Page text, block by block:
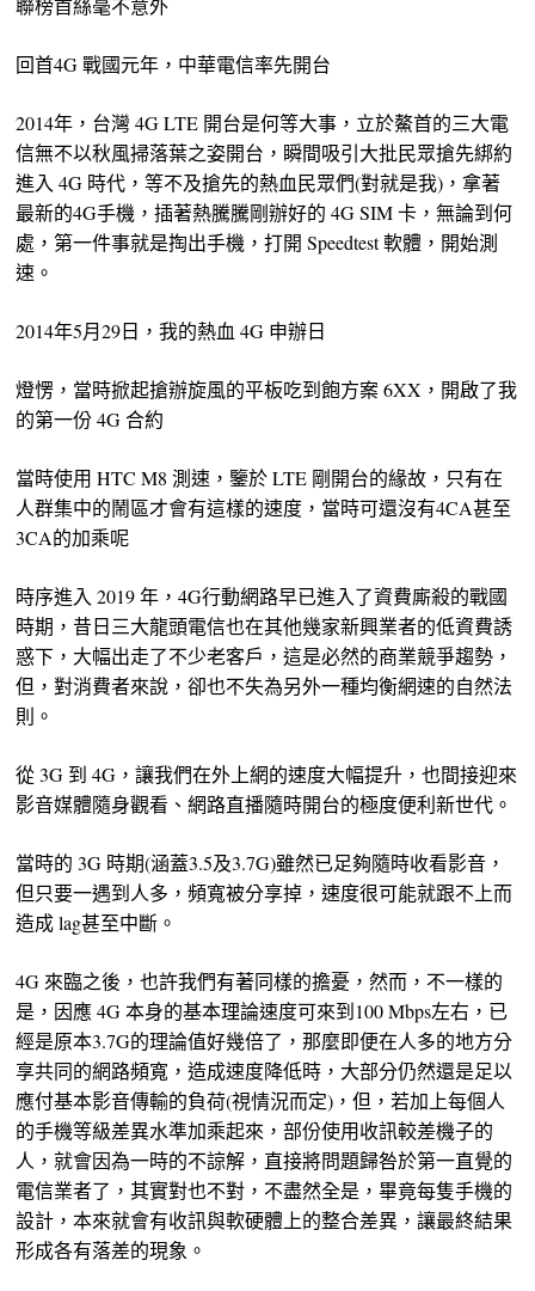
聯榜首絲毫不意外
回首4G 戰國元年，中華電信率先開台
2014年，台灣 4G LTE 開台是何等大事，立於鰲首的三大電
信無不以秋風掃落葉之姿開台，瞬間吸引大批民眾搶先綁約
進入 4G 時代，等不及搶先的熱血民眾們(對就是我)，拿著
最新的4G手機，插著熱騰騰剛辦好的 4G SIM 卡，無論到何
處，第一件事就是掏出手機，打開 Speedtest 軟體，開始測
速。
2014年5月29日，我的熱血 4G 申辦日
燈愣，當時掀起搶辦旋風的平板吃到飽方案 6XX，開啟了我
的第一份 4G 合約
當時使用 HTC M8 測速，鑒於 LTE 剛開台的緣故，只有在
人群集中的鬧區才會有這樣的速度，當時可還沒有4CA甚至
3CA的加乘呢
時序進入 2019 年，4G行動網路早已進入了資費廝殺的戰國
時期，昔日三大龍頭電信也在其他幾家新興業者的低資費誘
惑下，大幅出走了不少老客戶，這是必然的商業競爭趨勢，
但，對消費者來說，卻也不失為另外一種均衡網速的自然法
則。
從 3G 到 4G，讓我們在外上網的速度大幅提升，也間接迎來
影音媒體隨身觀看、網路直播隨時開台的極度便利新世代。
當時的 3G 時期(涵蓋3.5及3.7G)雖然已足夠隨時收看影音，
但只要一遇到人多，頻寬被分享掉，速度很可能就跟不上而
造成 lag甚至中斷。
4G 來臨之後，也許我們有著同樣的擔憂，然而，不一樣的
是，因應 4G 本身的基本理論速度可來到100 Mbps左右，已
經是原本3.7G的理論值好幾倍了，那麼即便在人多的地方分
享共同的網路頻寬，造成速度降低時，大部分仍然還是足以
應付基本影音傳輸的負荷(視情況而定)，但，若加上每個人
的手機等級差異水準加乘起來，部份使用收訊較差機子的
人，就會因為一時的不諒解，直接將問題歸咎於第一直覺的
電信業者了，其實對也不對，不盡然全是，畢竟每隻手機的
設計，本來就會有收訊與軟硬體上的整合差異，讓最終結果
形成各有落差的現象。